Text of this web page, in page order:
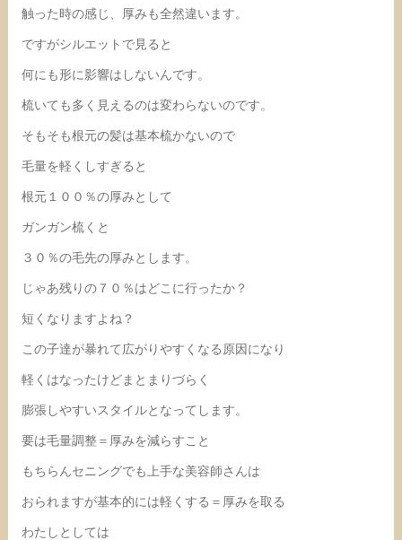
触った時の感じ、厚みも全然違います。
ですがシルエットで見ると
何にも形に影響はしないんです。
梳いても多く見えるのは変わらないのです。
そもそも根元の髪は基本梳かないので
毛量を軽くしすぎると
根元１００％の厚みとして
ガンガン梳くと
３０％の毛先の厚みとします。
じゃあ残りの７０％はどこに行ったか？
短くなりますよね？
この子達が暴れて広がりやすくなる原因になり
軽くはなったけどまとまりづらく
膨張しやすいスタイルとなってします。
要は毛量調整＝厚みを減らすこと
もちらんセニングでも上手な美容師さんは
おられますが基本的には軽くする＝厚みを取る
わたしとしては